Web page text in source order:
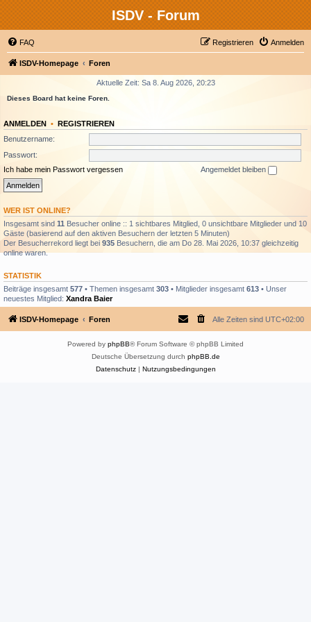
ISDV - Forum
FAQ Anmelden
Registrieren
ISDV-Homepage Foren
Aktuelle Zeit: Sa 8. Aug 2026, 20:23
Dieses Board hat keine Foren.
ANMELDEN • REGISTRIEREN
Benutzername:
Passwort:
Ich habe mein Passwort vergessen
Angemeldet bleiben
WER IST ONLINE?
Insgesamt sind 11 Besucher online :: 1 sichtbares Mitglied, 0 unsichtbare Mitglieder und 10
Gäste (basierend auf den aktiven Besuchern der letzten 5 Minuten)
Der Besucherrekord liegt bei 935 Besuchern, die am Do 28. Mai 2026, 10:37 gleichzeitig
online waren.
STATISTIK
Beiträge insgesamt 577 • Themen insgesamt 303 • Mitglieder insgesamt 613 • Unser
neuestes Mitglied: Xandra Baier
ISDV-Homepage Foren Alle Zeiten sind UTC+02:00
Powered by phpBB® Forum Software © phpBB Limited
Deutsche Übersetzung durch phpBB.de
Datenschutz| Nutzungsbedingungen